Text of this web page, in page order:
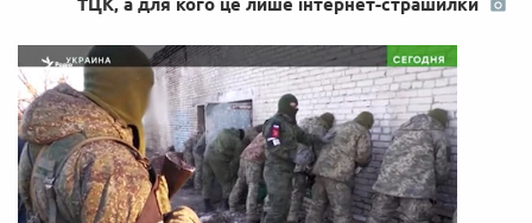
ТЦК, а для кого це лише інтернет-страшилки